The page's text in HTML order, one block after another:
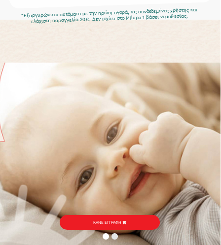
*Εξαργυρώνεται αυτόματα με την πρώτη αγορά, ως συνδεδεμένος χρήστης και
ελάχιστη παραγγελία 20€. Δεν ισχύει στο Milupa 1 βάσει νομοθεσίας.
ΚΑΝΕ ΕΓΓΡΑΦΗ